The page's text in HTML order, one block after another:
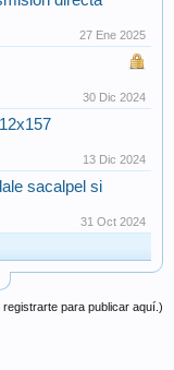
27 Ene 2025
30 Dic 2024
13 Dic 2024
sacalpel si
31 Oct 2024
para publicar aquí.)